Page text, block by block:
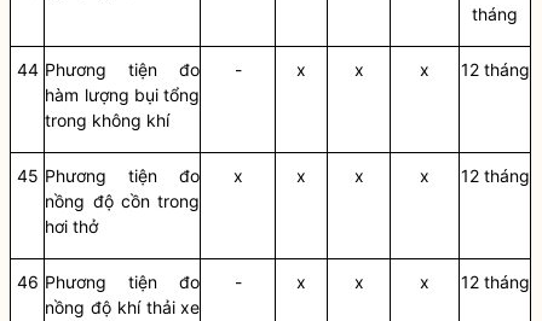
tháng
44 Phương tiện đo
hàm lượng bụi tổng
trong không khí
- x x x 12 tháng
45 Phương tiện đo
nồng độ cồn trong
hơi thở
x x x x 12 tháng
46 Phương tiện đo
nồng độ khí thải xe
- x x x 12 tháng